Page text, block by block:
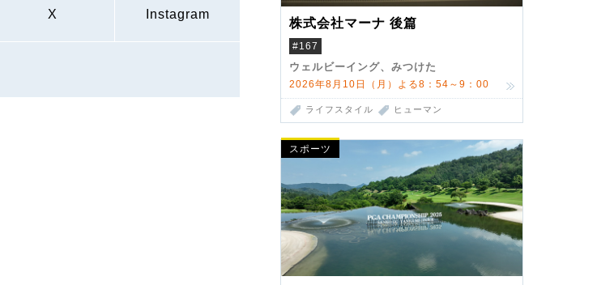
株式会社マーナ 後篇
#167
ウェルビーイング、みつけた
2026年8月10日（月）よる8：54～9：00
ライフスタイル ヒューマン
スポーツ
X Instagram